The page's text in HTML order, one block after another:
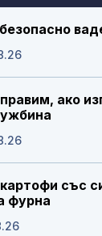
ако
със
фурна